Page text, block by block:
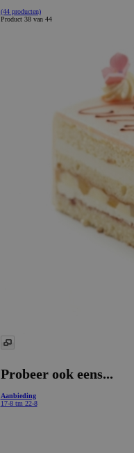
(44 producten)
Product 38 van 44
Probeer ook eens...
Aanbieding
17-8 tm 22-8